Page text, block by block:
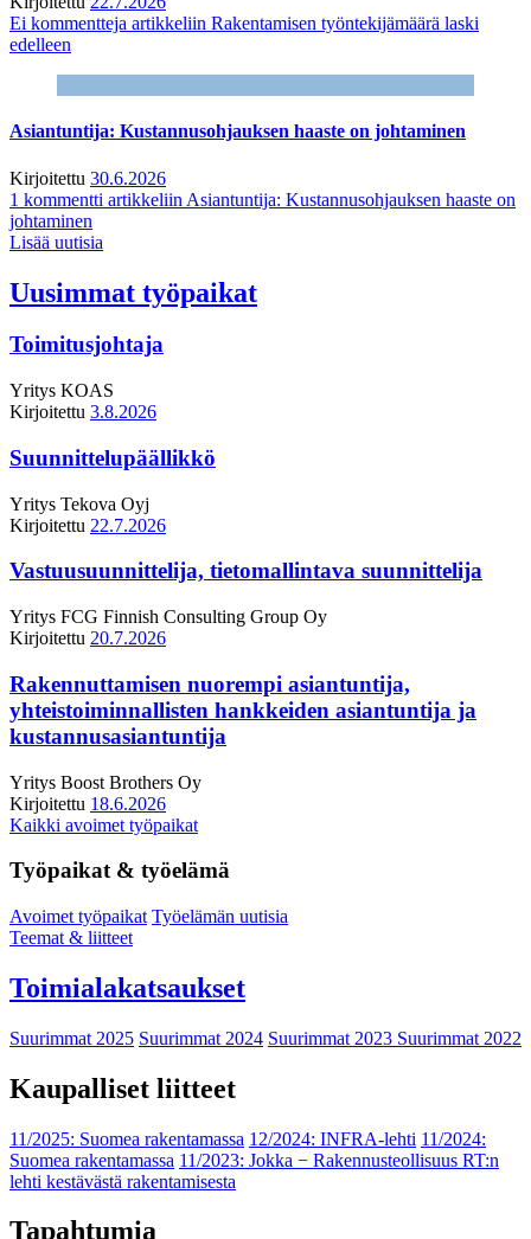
Ei kommentteja artikkeliin Rakentamisen työntekijämäärä laski
edelleen
Asiantuntija: Kustannusohjauksen haaste on johtaminen
Kirjoitettu 30.6.2026
1 kommentti artikkeliin Asiantuntija: Kustannusohjauksen haaste on
johtaminen
Lisää uutisia
Uusimmat työpaikat
Toimitusjohtaja
Yritys KOAS
Kirjoitettu 3.8.2026
Suunnittelupäällikkö
Yritys Tekova Oyj
Kirjoitettu 22.7.2026
Vastuusuunnittelija, tietomallintava suunnittelija
Yritys FCG Finnish Consulting Group Oy
Kirjoitettu 20.7.2026
Rakennuttamisen nuorempi asiantuntija,
yhteistoiminnallisten hankkeiden asiantuntija ja
kustannusasiantuntija
Yritys Boost Brothers Oy
Kirjoitettu 18.6.2026
Kaikki avoimet työpaikat
Työpaikat & työelämä
Avoimet työpaikat Työelämän uutisia
Teemat & liitteet
Toimialakatsaukset
Suurimmat 2025 Suurimmat 2024 Suurimmat 2023 Suurimmat 2022
Kaupalliset liitteet
11/2025: Suomea rakentamassa 12/2024: INFRA-lehti 11/2024:
Suomea rakentamassa 11/2023: Jokka − Rakennusteollisuus RT:n
lehti kestävästä rakentamisesta
Tapahtumia